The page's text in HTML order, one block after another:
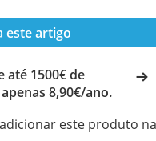
este artigo
até 1500€ de
8,90€/ano.
este produto na